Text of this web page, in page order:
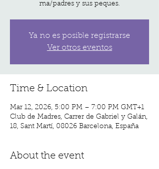
ma/padres y sus peques.
Ya no es posible registrarse
Ver otros eventos
Time & Location
Mar 12, 2026, 5:00 PM – 7:00 PM GMT+1
Club de Madres, Carrer de Gabriel y Galán,
18, Sant Martí, 08026 Barcelona, España
About the event